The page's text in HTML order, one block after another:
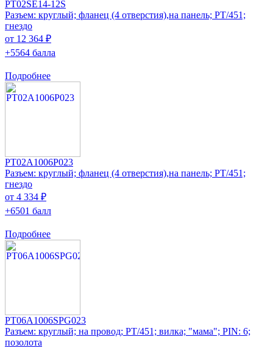
PT02SE14-12S
Разъем: круглый; фланец (4 отверстия),на панель; PT/451;
гнездо
от 12 364 ₽
+5564 балла
Подробнее
PT02A1006P023
Разъем: круглый; фланец (4 отверстия),на панель; PT/451;
гнездо
от 4 334 ₽
+6501 балл
Подробнее
PT06A1006SPG023
Разъем: круглый; на провод; PT/451; вилка; "мама"; PIN: 6;
позолота